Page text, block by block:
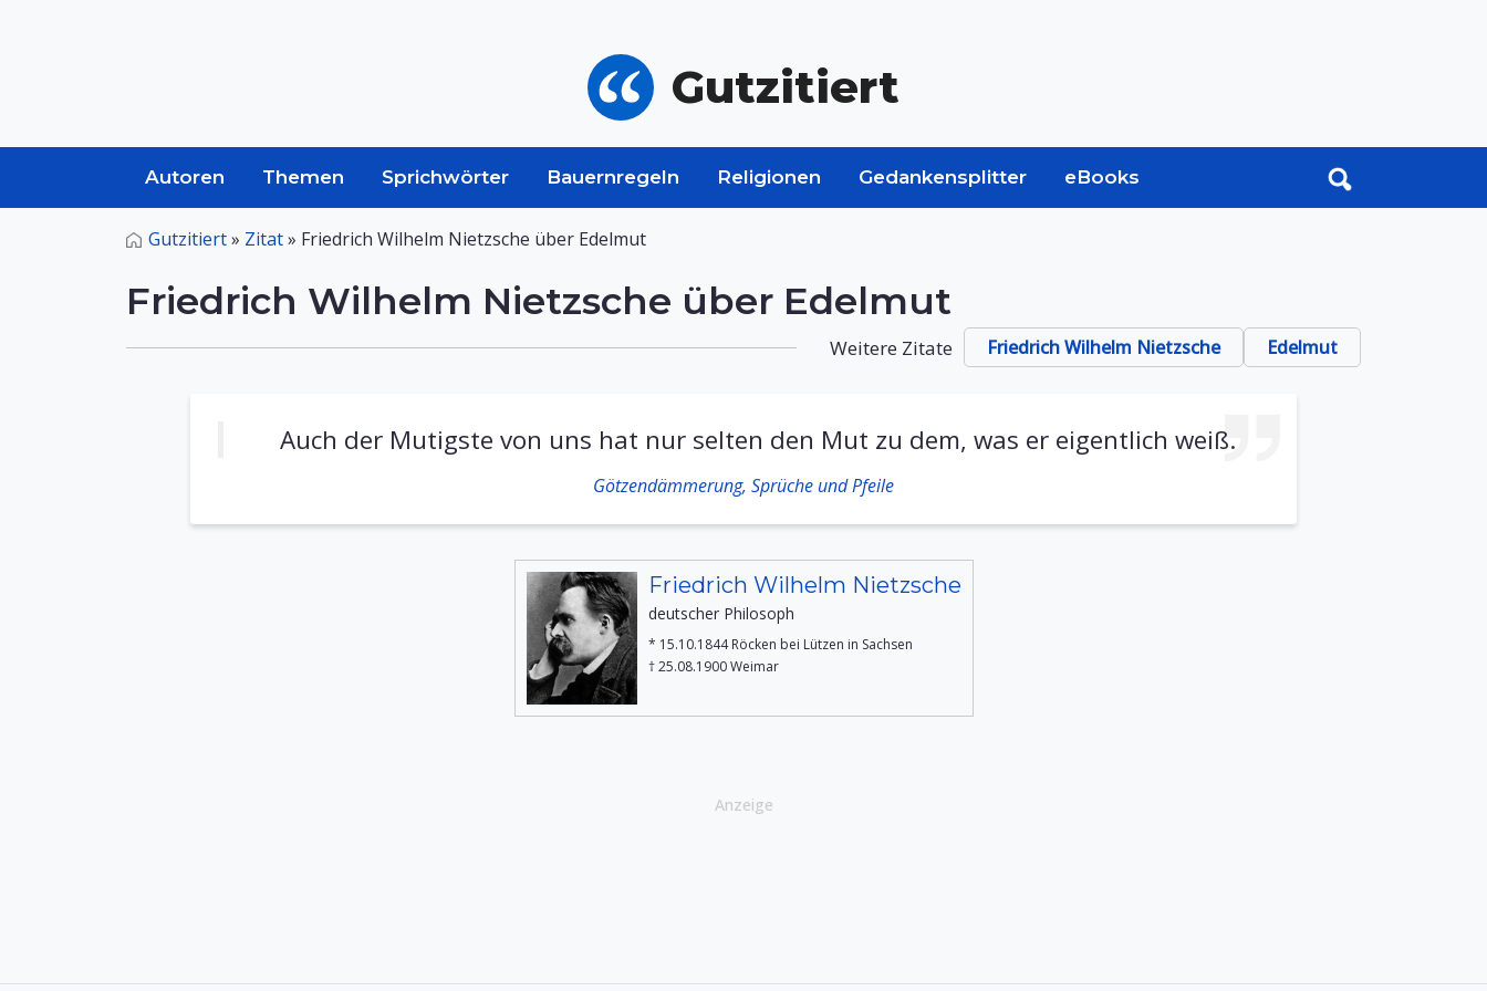
Gutzitiert
Autoren Themen Sprichwörter Bauernregeln Religionen Gedankensplitter eBooks
Gutzitiert» Zitat» Friedrich Wilhelm Nietzsche über Edelmut
Friedrich Wilhelm Nietzsche über Edelmut
Weitere Zitate Friedrich Wilhelm Nietzsche Edelmut
Auch der Mutigste von uns hat nur selten den Mut zu dem, was er eigentlich weiß.
Götzendämmerung, Sprüche und Pfeile
Friedrich Wilhelm Nietzsche
deutscher Philosoph
* 15.10.1844 Röcken bei Lützen in Sachsen
† 25.08.1900 Weimar
Anzeige